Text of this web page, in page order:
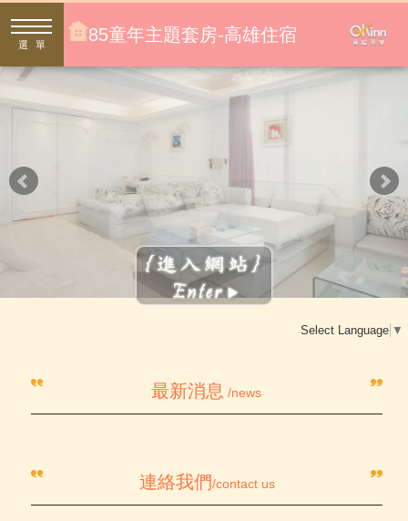
選單 85童年主題套房-高雄住宿
Select Language ▼
最新消息 /news
連絡我們/contact us